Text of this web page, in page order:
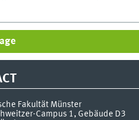
Fakultät Münster
Campus 1, Gebäude D3